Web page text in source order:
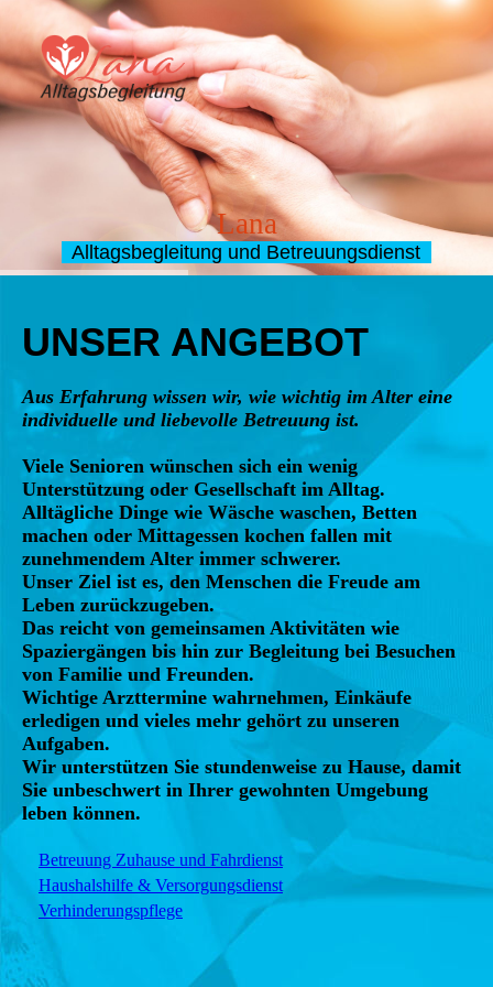
Lana
Alltagsbegleitung und Betreuungsdienst
UNSER ANGEBOT
Aus Erfahrung wissen wir, wie wichtig im Alter eine
individuelle und liebevolle Betreuung ist.
Viele Senioren wünschen sich ein wenig
Unterstützung oder Gesellschaft im Alltag.
Alltägliche Dinge wie Wäsche waschen, Betten
machen oder Mittagessen kochen fallen mit
zunehmendem Alter immer schwerer.
Unser Ziel ist es, den Menschen die Freude am
Leben zurückzugeben.
Das reicht von gemeinsamen Aktivitäten wie
Spaziergängen bis hin zur Begleitung bei Besuchen
von Familie und Freunden.
Wichtige Arzttermine wahrnehmen, Einkäufe
erledigen und vieles mehr gehört zu unseren
Aufgaben.
Wir unterstützen Sie stundenweise zu Hause, damit
Sie unbeschwert in Ihrer gewohnten Umgebung
leben können.
Betreuung Zuhause und Fahrdienst
Haushalshilfe & Versorgungsdienst
Verhinderungspflege